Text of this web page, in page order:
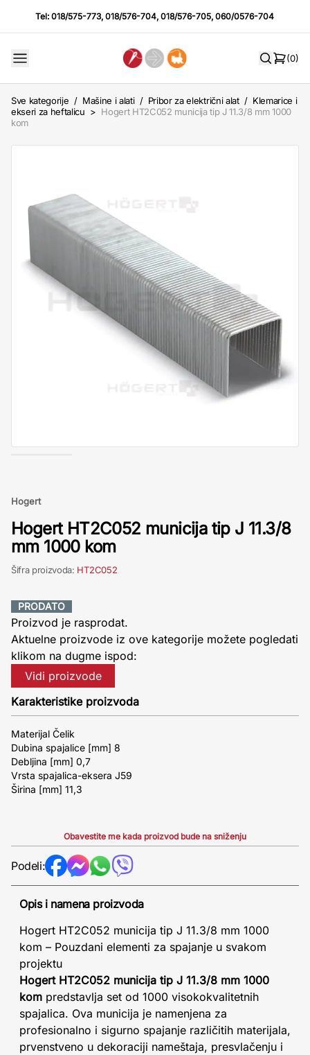
Tel:018/575-773,018/576-704,018/576-705,060/0576-704
(0)
Sve kategorije / Mašine i alati / Pribor za električni alat / Klemarice i
ekseri za heftalicu > Hogert HT2C052 municija tip J 11.3/8 mm 1000
kom
Hogert
Hogert HT2C052 municija tip J 11.3/8
mm 1000 kom
Šifra proizvoda: HT2C052
PRODATO
Proizvod je rasprodat.
Aktuelne proizvode iz ove kategorije možete pogledati
klikom na dugme ispod:
Vidi proizvode
Karakteristike proizvoda
Materijal Čelik
Dubina spajalice [mm] 8
Debljina [mm] 0,7
Vrsta spajalica-eksera J59
Širina [mm] 11,3
Obavestite me kada proizvod bude na sniženju
Podeli:
Opis i namena proizvoda
Hogert HT2C052 municija tip J 11.3/8 mm 1000
kom – Pouzdani elementi za spajanje u svakom
projektu
Hogert HT2C052 municija tip J 11.3/8 mm 1000
kom predstavlja set od 1000 visokokvalitetnih
spajalica. Ova municija je namenjena za
profesionalno i sigurno spajanje različitih materijala,
prvenstveno u dekoraciji nameštaja, presvlačenju i